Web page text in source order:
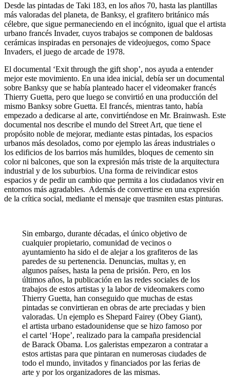
Desde las pintadas de Taki 183, en los años 70, hasta las plantillas
más valoradas del planeta, de Banksy, el grafitero británico más
célebre, que sigue permaneciendo en el incógnito, igual que el artista
urbano francés Invader, cuyos trabajos se componen de baldosas
cerámicas inspiradas en personajes de videojuegos, como Space
Invaders, el juego de arcade de 1978.
El documental ‘Exit through the gift shop’, nos ayuda a entender
mejor este movimiento. En una idea inicial, debía ser un documental
sobre Banksy que se había planteado hacer el videomaker francés
Thierry Guetta, pero que luego se convirtió en una producción del
mismo Banksy sobre Guetta. El francés, mientras tanto, había
empezado a dedicarse al arte, convirtiéndose en Mr. Brainwash. Este
documental nos describe el mundo del Street Art, que tiene el
propósito noble de mejorar, mediante estas pintadas, los espacios
urbanos más desolados, como por ejemplo las áreas industriales o
los edificios de los barrios más humildes, bloques de cemento sin
color ni balcones, que son la expresión más triste de la arquitectura
industrial y de los suburbios. Una forma de reivindicar estos
espacios y de pedir un cambio que permita a los ciudadanos vivir en
entornos más agradables. Además de convertirse en una expresión
de la crítica social, mediante el mensaje que trasmiten estas pinturas.
Sin embargo, durante décadas, el único objetivo de
cualquier propietario, comunidad de vecinos o
ayuntamiento ha sido el de alejar a los grafiteros de las
paredes de su pertenencia. Denuncias, multas y, en
algunos países, hasta la pena de prisión. Pero, en los
últimos años, la publicación en las redes sociales de los
trabajos de estos artistas y la labor de videomakers como
Thierry Guetta, han conseguido que muchas de estas
pintadas se convirtieran en obras de arte preciadas y bien
valoradas. Un ejemplo es Shepard Fairey (Obey Giant),
el artista urbano estadounidense que se hizo famoso por
el cartel ‘Hope’, realizado para la campaña presidencial
de Barack Obama. Los galeristas empezaron a contratar a
estos artistas para que pintaran en numerosas ciudades de
todo el mundo, invitados y financiados por las ferias de
arte y por los organizadores de las mismas.